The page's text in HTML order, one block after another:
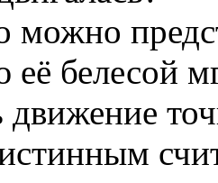
можно
её белесой
движение